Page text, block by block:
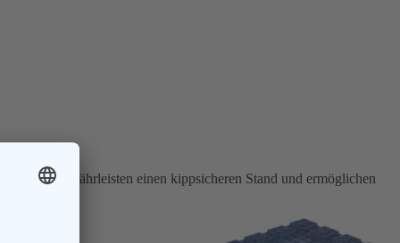
gewährleisten einen kippsicheren Stand und ermöglichen